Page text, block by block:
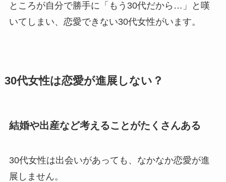
ところが自分で勝手に「もう30代だから…」と嘆
いてしまい、恋愛できない30代女性がいます。
30代女性は恋愛が進展しない？
結婚や出産など考えることがたくさんある
30代女性は出会いがあっても、なかなか恋愛が進
展しません。